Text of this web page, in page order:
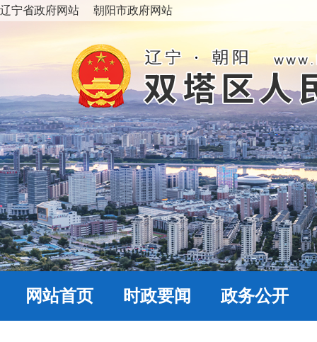
辽宁省政府网站 朝阳市政府网站
网站首页 时政要闻 政务公开